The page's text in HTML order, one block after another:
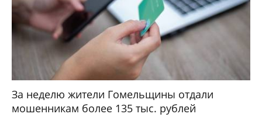
За неделю жители Гомельщины отдали
мошенникам более 135 тыс. рублей